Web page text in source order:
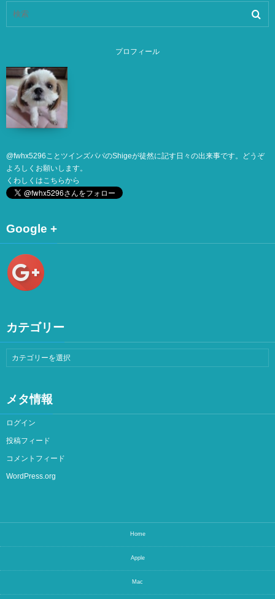
プロフィール
@fwhx5296ことツインズパパのShigeが徒然に記す日々の出来事です。どうぞ
よろしくお願いします。
くわしくはこちらから
Google +
カテゴリー
メタ情報
ログイン
投稿フィード
コメントフィード
WordPress.org
Home
Apple
Mac